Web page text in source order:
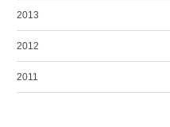
2013
2012
2011